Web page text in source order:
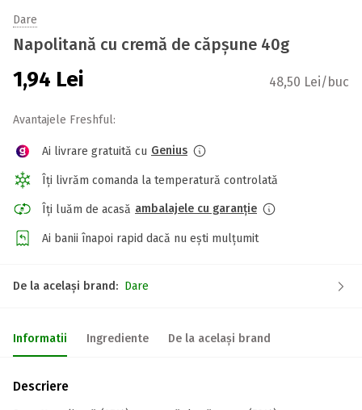
Dare
Napolitană cu cremă de căpșune 40g
1,94 Lei 48,50 Lei/buc
Avantajele Freshful:
Ai livrare gratuită cu Genius
Îți livrăm comanda la temperatură controlată
Îți luăm de acasă ambalajele cu garanție
Ai banii înapoi rapid dacă nu ești mulțumit
De la același brand: Dare
Informatii Ingrediente De la același brand
Descriere